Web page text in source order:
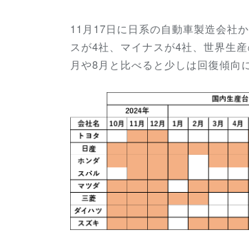
11月17日に日系の自動車製造会社
スが4社、マイナスが4社、世界生
月や8月と比べると少しは回復傾向